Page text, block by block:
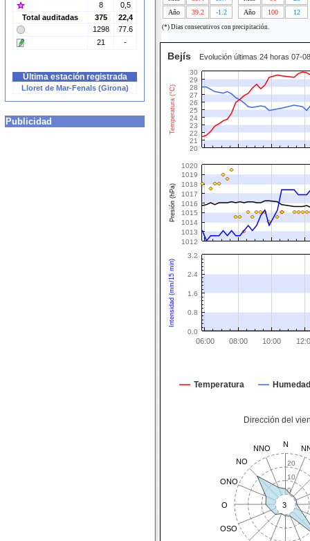
8
0,5
Total auditadas
375
22,4
1298
77.6
21
-
Última estación registrada
Lloret de Mar-Fenals (Girona)
Publicidad
Año
39.2 -1.2 Año 100 12
(*) Dias consecutivos con precipitación.
Temperatura (°C)
Presión (hPa)
Intensidad (mm/15 min)
Bejís Evolución últimas 24 horas 07-
Temperatura Humedad
06:00 08:00 10:00
20
21
22
23
24
25
26
27
28
29
30
1012
1013
1014
1015
1016
1017
1018
1019
1020
0.0
0.8
1.6
2.4
3.2
Dirección del
3
N
OSO
O
ONO
NO
NNO
0
10
20